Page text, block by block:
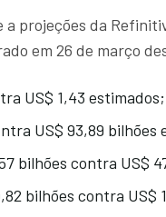
projeções da
em 26 de março
US$ 1,43 estimados;
US$ 93,89 bilhões
bilhões contra US$
bilhões contra US$